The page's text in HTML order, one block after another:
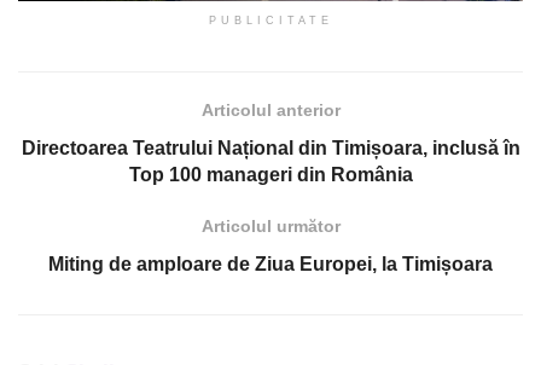
PUBLICITATE
Articolul anterior
Directoarea Teatrului Național din Timișoara, inclusă în
Top 100 manageri din România
Articolul următor
Miting de amploare de Ziua Europei, la Timișoara